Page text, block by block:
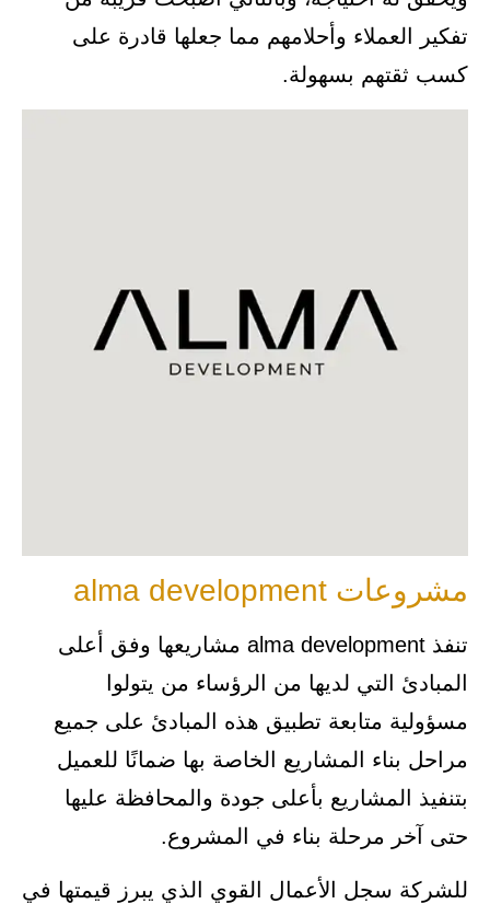
تفكير العملاء وأحلامهم مما جعلها قادرة على
كسب ثقتهم بسهولة.
مشروعات alma development
تنفذ alma development مشاريعها وفق أعلى
المبادئ التي لديها من الرؤساء من يتولوا
مسؤولية متابعة تطبيق هذه المبادئ على جميع
مراحل بناء المشاريع الخاصة بها ضمانًا للعميل
بتنفيذ المشاريع بأعلى جودة والمحافظة عليها
حتى آخر مرحلة بناء في المشروع.
للشركة سجل الأعمال القوي الذي يبرز قيمتها في